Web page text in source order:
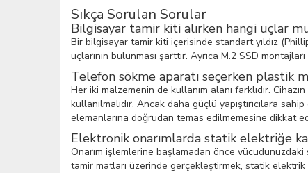
Sıkça Sorulan Sorular
Bilgisayar tamir kiti alırken hangi uçlar
Bir bilgisayar tamir kiti içerisinde standart yıldız
uçlarının bulunması şarttır. Ayrıca M.2 SSD
Telefon sökme aparatı seçerken plastik
Her iki malzemenin de kullanım alanı farklıdır.
kullanılmalıdır. Ancak daha güçlü yapıştırıcılara
elemanlarına doğrudan temas edilmemesine dikkat
Elektronik onarımlarda statik elektriğe
Onarım işlemlerine başlamadan önce vücudunuzdaki
tamir matları üzerinde gerçekleştirmek, statik elektrik